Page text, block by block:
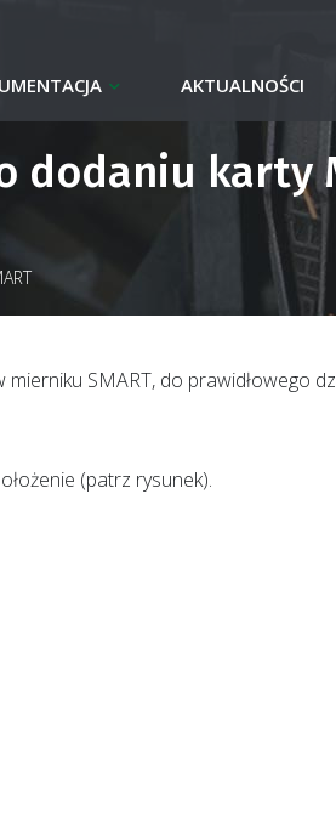
AKTUALNOŚCI
dodaniu karty
SMART, do prawidłowego
(patrz rysunek).